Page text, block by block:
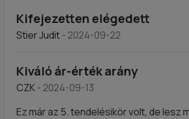
Kifejezetten elégedett
Stier Judit- 2024-09-22
Kiváló ár-érték arány
CZK- 2024-09-13
Ez már az 5. tendelésikör volt, de lesz